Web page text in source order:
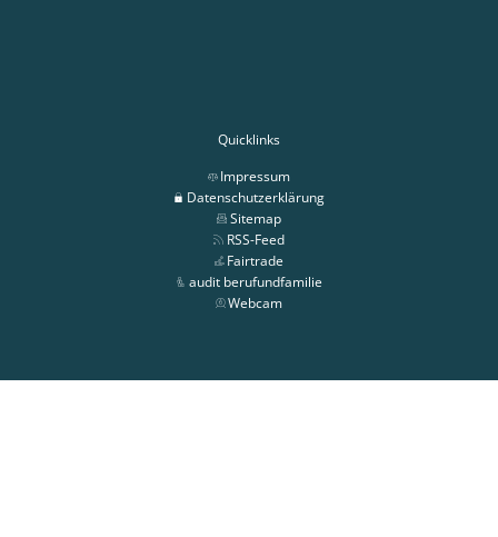
Quicklinks
Impressum
Datenschutzerklärung
Sitemap
RSS-Feed
Fairtrade
audit berufundfamilie
Webcam